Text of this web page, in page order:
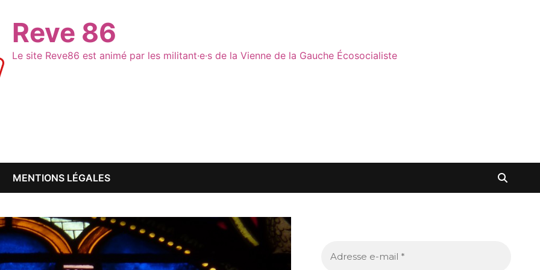
Reve 86
Le site Reve86 est animé par les militant·e·s de la Vienne de la Gauche Écosocialiste
MENTIONS LÉGALES